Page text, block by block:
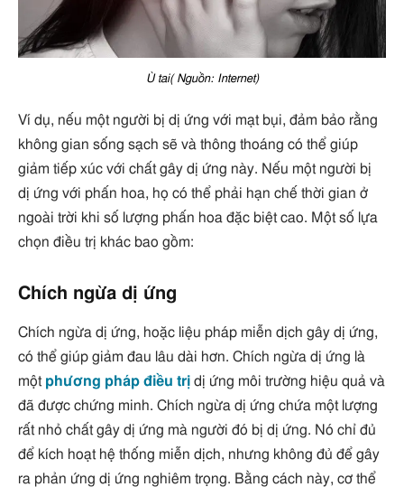
Ù tai( Nguồn: Internet)
Ví dụ, nếu một người bị dị ứng với mạt bụi, đảm bảo rằng
không gian sống sạch sẽ và thông thoáng có thể giúp
giảm tiếp xúc với chất gây dị ứng này. Nếu một người bị
dị ứng với phấn hoa, họ có thể phải hạn chế thời gian ở
ngoài trời khi số lượng phấn hoa đặc biệt cao. Một số lựa
chọn điều trị khác bao gồm:
Chích ngừa dị ứng
Chích ngừa dị ứng, hoặc liệu pháp miễn dịch gây dị ứng,
có thể giúp giảm đau lâu dài hơn. Chích ngừa dị ứng là
một phương pháp điều trị dị ứng môi trường hiệu quả và
đã được chứng minh. Chích ngừa dị ứng chứa một lượng
rất nhỏ chất gây dị ứng mà người đó bị dị ứng. Nó chỉ đủ
để kích hoạt hệ thống miễn dịch, nhưng không đủ để gây
ra phản ứng dị ứng nghiêm trọng. Bằng cách này, cơ thể